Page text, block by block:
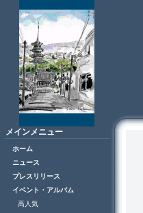
メインメニュー
ホーム
ニュース
プレスリリース
イベント・アルバム
高人気